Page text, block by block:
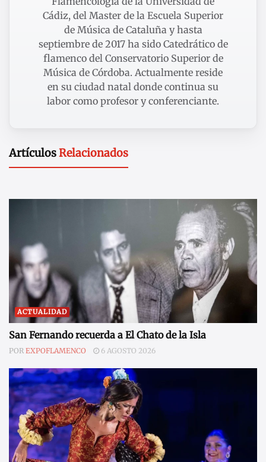
Cádiz, del Master de la Escuela Superior
de Música de Cataluña y hasta
septiembre de 2017 ha sido Catedrático de
flamenco del Conservatorio Superior de
Música de Córdoba. Actualmente reside
en su ciudad natal donde continua su
labor como profesor y conferenciante.
ArtículosRelacionados
ACTUALIDAD
San Fernando recuerda a El Chato de la Isla
POR EXPOFLAMENCO 6 AGOSTO 2026